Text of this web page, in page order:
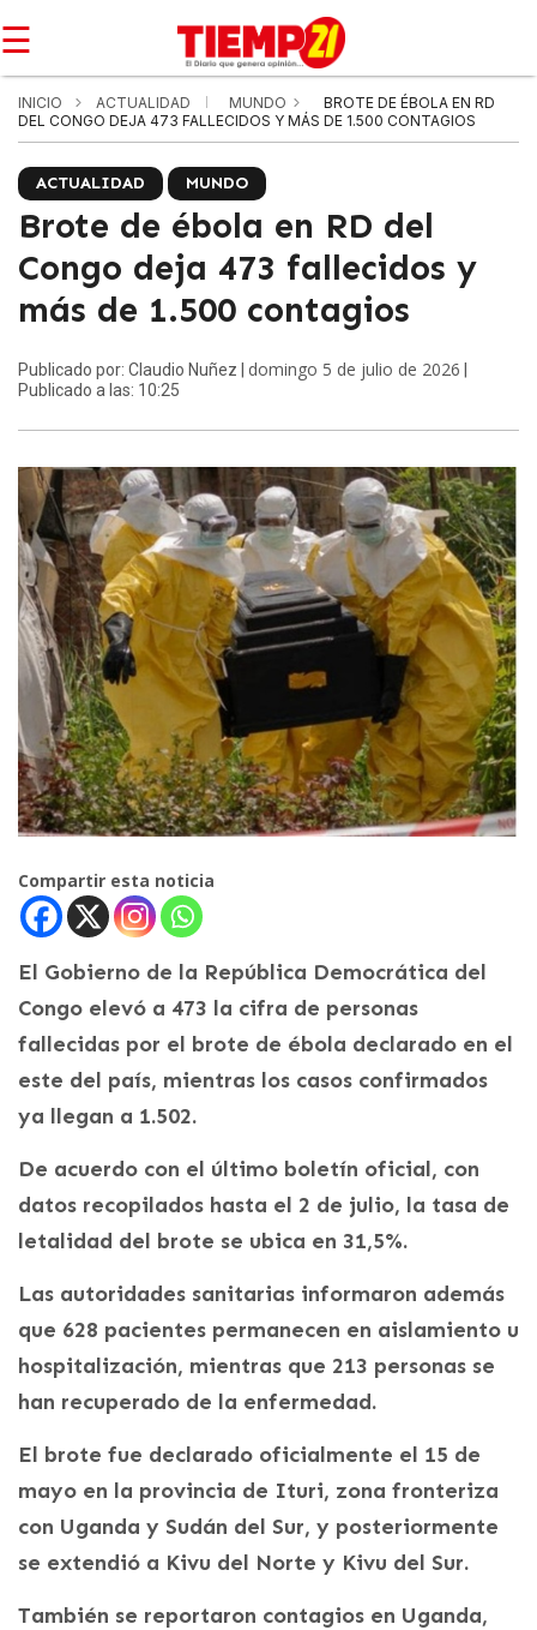
☰
INICIO ACTUALIDAD MUNDO
BROTE DE ÉBOLA EN RD
DEL CONGO DEJA 473 FALLECIDOS Y MÁS DE 1.500 CONTAGIOS
ACTUALIDAD MUNDO
Brote de ébola en RD del
Congo deja 473 fallecidos y
más de 1.500 contagios
Publicado por: Claudio Nuñez | domingo 5 de julio de 2026
Publicado a las: 10:25
Compartir esta noticia
El Gobierno de la República Democrática del
Congo elevó a 473 la cifra de personas
fallecidas por el brote de ébola declarado en el
este del país, mientras los casos confirmados
ya llegan a 1.502.
De acuerdo con el último boletín oficial, con
datos recopilados hasta el 2 de julio, la tasa de
letalidad del brote se ubica en 31,5%.
Las autoridades sanitarias informaron además
que 628 pacientes permanecen en aislamiento u
hospitalización, mientras que 213 personas se
han recuperado de la enfermedad.
El brote fue declarado oficialmente el 15 de
mayo en la provincia de Ituri, zona fronteriza
con Uganda y Sudán del Sur, y posteriormente
se extendió a Kivu del Norte y Kivu del Sur.
También se reportaron contagios en Uganda,